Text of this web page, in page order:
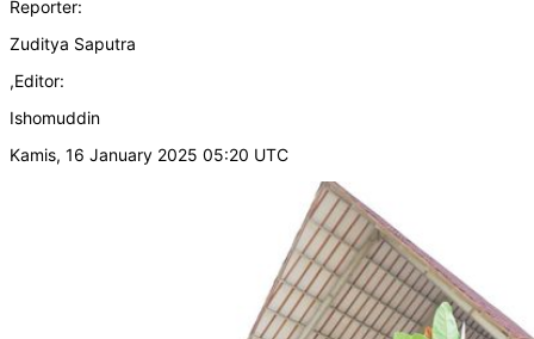
Reporter:
Zuditya Saputra
,Editor:
Ishomuddin
Kamis, 16 January 2025 05:20 UTC